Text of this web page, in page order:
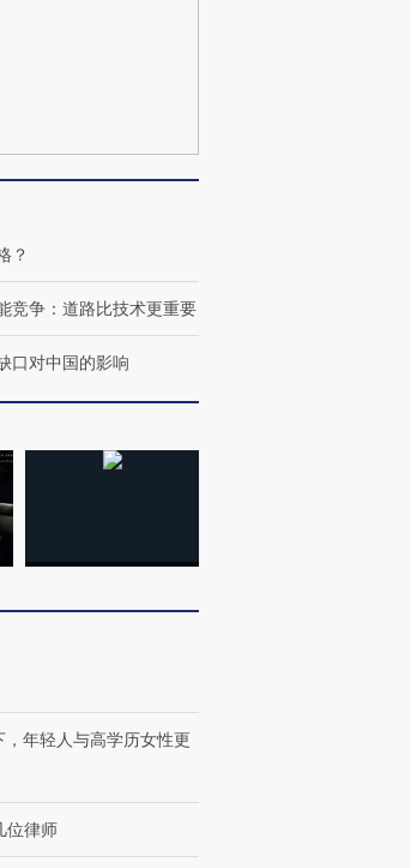
长拱下台
？
竞争：道路比技术更重要
口对中国的影响
，年轻人与高学历女性更
位律师